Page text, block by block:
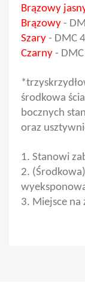
Brązowy
Brązowy -
Szary - DMC 4
Czarny -
środkowa
bocznych
oraz
1. Stanowi
2.
3. Miejsce na